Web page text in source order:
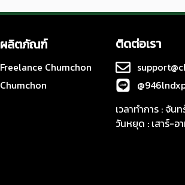
ผลิตภัณฑ์
Freelance Chumchon
Chumchon
ติดต่อเรา
เวลาทำการ : จั
วันหยุด : เสาร์-